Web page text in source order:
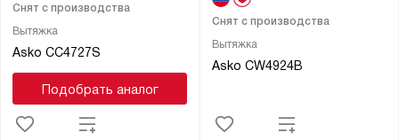
Вытяжка
Asko CC4727S
Снят с производства
Подобрать аналог
Вытяжка
Asko CW4924B
Снят с производства